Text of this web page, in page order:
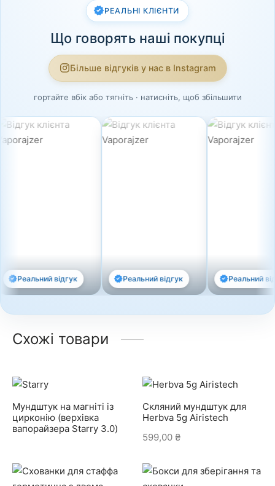
РЕАЛЬНІ КЛІЄНТИ
Що говорять наші покупці
Більше відгуків у нас в Instagram
гортайте вбік або тягніть · натисніть, щоб збільшити
Реальний відгук Реальний відгук Реальний
Схожі товари
Мундштук на магніті із
цирконію (верхівка
вапорайзера Starry 3.0)
Скляний мундштук для
Herbva 5g Airistech
599,00 ₴